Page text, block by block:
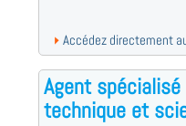
Accédez directement
Agent
technique et